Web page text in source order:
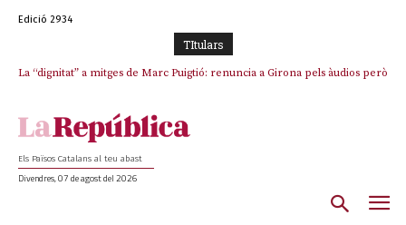
Edició 2934
TItulars
La “dignitat” a mitges de Marc Puigtió: renuncia a Girona pels àudios però
Els Països Catalans al teu abast
Divendres, 07 de agost del 2026